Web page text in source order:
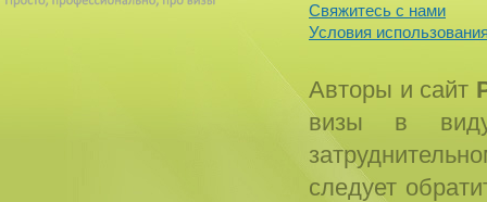
Свяжитесь с нами
Условия
Авторы и сайт
визы в виду
следует